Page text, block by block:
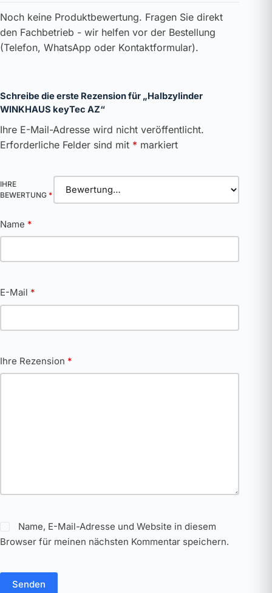
Noch keine Produktbewertung. Fragen Sie direkt
den Fachbetrieb - wir helfen vor der Bestellung
(Telefon, WhatsApp oder Kontaktformular).
Schreibe die erste Rezension für „Halbzylinder
WINKHAUS keyTec AZ“
Ihre E-Mail-Adresse wird nicht veröffentlicht.
Erforderliche Felder sind mit * markiert
IHRE
BEWERTUNG *
Name *
E-Mail *
Ihre Rezension *
Name, E-Mail-Adresse und Website in diesem
Browser für meinen nächsten Kommentar speichern.
Senden